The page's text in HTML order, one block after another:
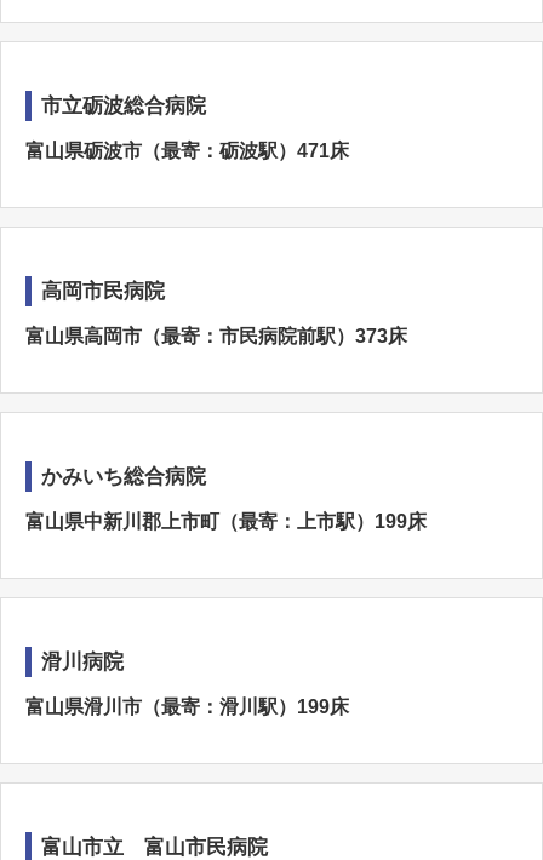
市立砺波総合病院
富山県砺波市（最寄：砺波駅）471床
高岡市民病院
富山県高岡市（最寄：市民病院前駅）373床
かみいち総合病院
富山県中新川郡上市町（最寄：上市駅）199床
滑川病院
富山県滑川市（最寄：滑川駅）199床
富山市立 富山市民病院